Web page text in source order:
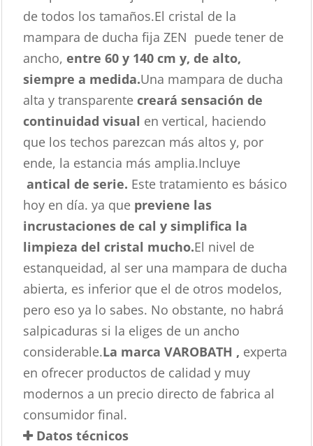
de todos los tamaños.El cristal de la
mampara de ducha fija ZEN puede tener de
ancho, entre 60 y 140 cm y, de alto,
siempre a medida.Una mampara de ducha
alta y transparente creará sensación de
continuidad visual en vertical, haciendo
que los techos parezcan más altos y, por
ende, la estancia más amplia.Incluye
antical de serie. Este tratamiento es básico
hoy en día. ya que previene las
incrustaciones de cal y simplifica la
limpieza del cristal mucho.El nivel de
estanqueidad, al ser una mampara de ducha
abierta, es inferior que el de otros modelos,
pero eso ya lo sabes. No obstante, no habrá
salpicaduras si la eliges de un ancho
considerable.La marca VAROBATH , experta
en ofrecer productos de calidad y muy
modernos a un precio directo de fabrica al
consumidor final.
Datos técnicos